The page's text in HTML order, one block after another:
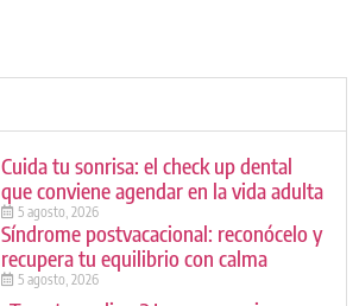
Cuida tu sonrisa: el check up dental
que conviene agendar en la vida adulta
5 agosto, 2026
Síndrome postvacacional: reconócelo y
recupera tu equilibrio con calma
5 agosto, 2026